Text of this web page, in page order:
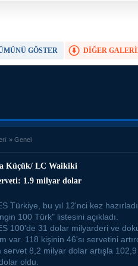
DİĞER
GÖSTER
» Genel
Küçük/ LC Waikiki
1.9 milyar dolar
Türkiye, bu yıl 12'nci kez
100 Türk" listesini açıkladı.
100'de 31 dolar milyarderi ve
var. 118 kişinin 46'sı servetini
servet 8,2 milyar dolar artışla 102,9
oldu.